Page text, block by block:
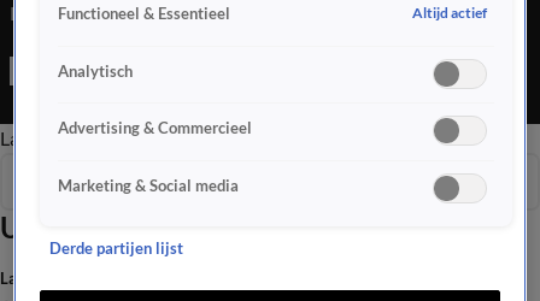
Deze aflevering is uitgezonden op 8 mei, 10:23 uur bij SBS6.
Late EditieOchtend EditieVroege Editie
Uitzendingen
Seizoen 2026
Laatste nieuws
Functioneel & Essentieel Altijd actief
Analytisch
Advertising & Commercieel
Marketing & Social media
Derde partijen lijst